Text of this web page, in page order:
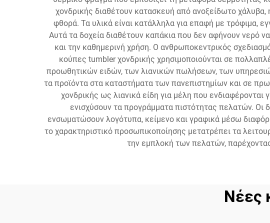
χονδρικής διαθέτουν κατασκευή από ανοξείδωτο χάλυβα,
φθορά. Τα υλικά είναι κατάλληλα για επαφή με τρόφιμα,
Αυτά τα δοχεία διαθέτουν καπάκια που δεν αφήνουν νερό
και την καθημερινή χρήση. Ο ανθρωποκεντρικός
κούπες tumbler χονδρικής χρησιμοποιούνται σε
προωθητικών ειδών, των λιανικών πωλήσεων, των
τα προϊόντα στα καταστήματα των πανεπιστημίων και σε
χονδρικής ως λιανικά είδη για μέλη που
ενισχύσουν τα προγράμματα πιστότητας πελατών. Οι
ενσωματώσουν λογότυπα, κείμενο και γραφικά μέσω
το χαρακτηριστικό προσωπικοποίησης μετατρέπει τα
την εμπλοκή των πελατών,
Νέες